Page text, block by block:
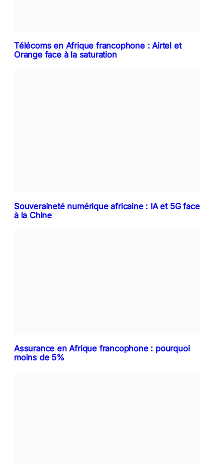
Télécoms en Afrique francophone : Airtel et
Orange face à la saturation
Souveraineté numérique africaine : IA et 5G face
à la Chine
Assurance en Afrique francophone : pourquoi
moins de 5%